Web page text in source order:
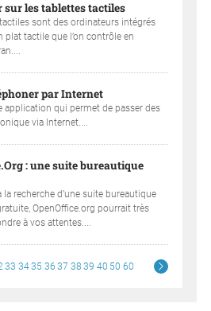
sur les tablettes tactiles
sont des ordinateurs intégrés
plat tactile que l’on contrôle en
par Internet
application qui permet de passer des
via Internet....
: une suite bureautique
la recherche d’une suite bureautique
OpenOffice.org pourrait très
à vos attentes....
33 3435 36 37 38 39 40 50 60